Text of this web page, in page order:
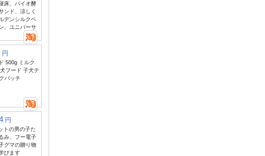
床、バイオ酵
ンド、涼しく
デンシルクベ
、ユニバーサ
円
500g ミルク
フード 子犬テ
バッチ
円
トの男の子た
み、フー電子
グマの贈り物
びます